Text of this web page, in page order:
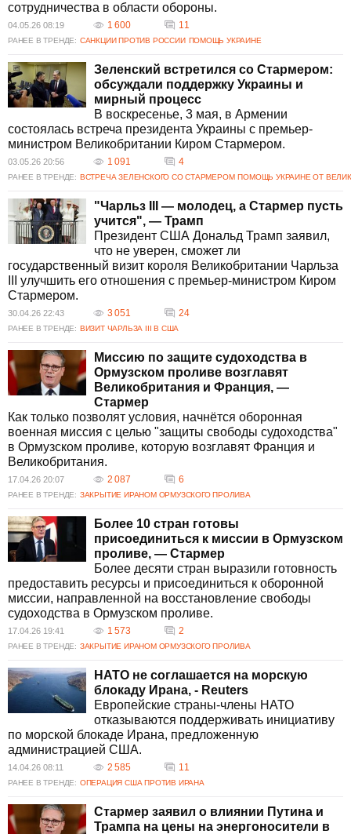
сотрудничества в области обороны.
04.05.26 08:19 1 600 11
РАНЕЕ В ТРЕНДЕ: САНКЦИИ ПРОТИВ РОССИИ ПОМОЩЬ УКРАИНЕ
Зеленский встретился со Стармером:
обсуждали поддержку Украины и
мирный процесс
В воскресенье, 3 мая, в Армении
состоялась встреча президента Украины с премьер-
министром Великобритании Киром Стармером.
03.05.26 20:56 1 091 4
РАНЕЕ В ТРЕНДЕ: ВСТРЕЧА ЗЕЛЕНСКОГО СО СТАРМЕРОМ ПОМОЩЬ УКРАИНЕ ОТ
"Чарльз III — молодец, а Стармер пусть
учится", — Трамп
Президент США Дональд Трамп заявил,
что не уверен, сможет ли
государственный визит короля Великобритании Чарльза
III улучшить его отношения с премьер-министром Киром
Стармером.
30.04.26 22:43 3 051 24
РАНЕЕ В ТРЕНДЕ: ВИЗИТ ЧАРЛЬЗА ІІІ В США
Миссию по защите судоходства в
Ормузском проливе возглавят
Великобритания и Франция, —
Стармер
Как только позволят условия, начнётся оборонная
военная миссия с целью "защиты свободы судоходства"
в Ормузском проливе, которую возглавят Франция и
Великобритания.
17.04.26 20:07 2 087 6
РАНЕЕ В ТРЕНДЕ: ЗАКРЫТИЕ ИРАНОМ ОРМУЗСКОГО ПРОЛИВА
Более 10 стран готовы
присоединиться к миссии в Ормузском
проливе, — Стармер
Более десяти стран выразили готовность
предоставить ресурсы и присоединиться к оборонной
миссии, направленной на восстановление свободы
судоходства в Ормузском проливе.
17.04.26 19:41 1 573 2
РАНЕЕ В ТРЕНДЕ: ЗАКРЫТИЕ ИРАНОМ ОРМУЗСКОГО ПРОЛИВА
НАТО не соглашается на морскую
блокаду Ирана, - Reuters
Европейские страны-члены НАТО
отказываются поддерживать инициативу
по морской блокаде Ирана, предложенную
администрацией США.
14.04.26 08:11 2 585 11
РАНЕЕ В ТРЕНДЕ: ОПЕРАЦИЯ США ПРОТИВ ИРАНА
Стармер заявил о влиянии Путина и
Трампа на цены на энергоносители в